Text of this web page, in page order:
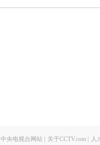
中央电视台网站 关于CCTV.com 人